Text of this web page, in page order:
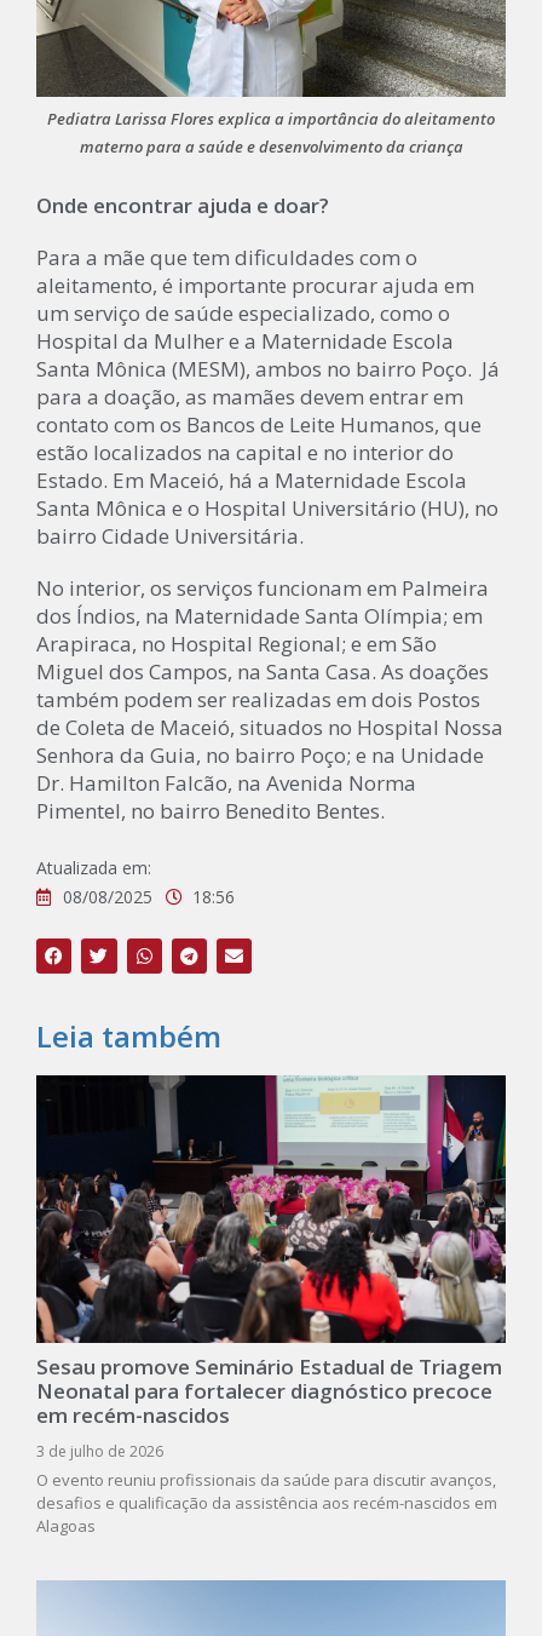
Pediatra Larissa Flores explica a importância do aleitamento
materno para a saúde e desenvolvimento da criança
Onde encontrar ajuda e doar?
Para a mãe que tem dificuldades com o
aleitamento, é importante procurar ajuda em
um serviço de saúde especializado, como o
Hospital da Mulher e a Maternidade Escola
Santa Mônica (MESM), ambos no bairro Poço. Já
para a doação, as mamães devem entrar em
contato com os Bancos de Leite Humanos, que
estão localizados na capital e no interior do
Estado. Em Maceió, há a Maternidade Escola
Santa Mônica e o Hospital Universitário (HU), no
bairro Cidade Universitária.
No interior, os serviços funcionam em Palmeira
dos Índios, na Maternidade Santa Olímpia; em
Arapiraca, no Hospital Regional; e em São
Miguel dos Campos, na Santa Casa. As doações
também podem ser realizadas em dois Postos
de Coleta de Maceió, situados no Hospital Nossa
Senhora da Guia, no bairro Poço; e na Unidade
Dr. Hamilton Falcão, na Avenida Norma
Pimentel, no bairro Benedito Bentes.
Atualizada em:
08/08/2025
18:56
Leia também
Sesau promove Seminário Estadual de Triagem
Neonatal para fortalecer diagnóstico precoce
em recém-nascidos
3 de julho de 2026
O evento reuniu profissionais da saúde para discutir avanços,
desafios e qualificação da assistência aos recém-nascidos em
Alagoas